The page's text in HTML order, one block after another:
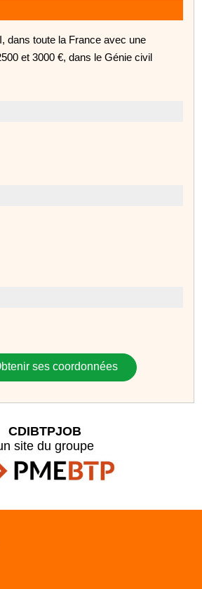
dans toute la France avec une
et 3000 €, dans le Génie civil
ses coordonnées
CDIBTPJOB
site du groupe